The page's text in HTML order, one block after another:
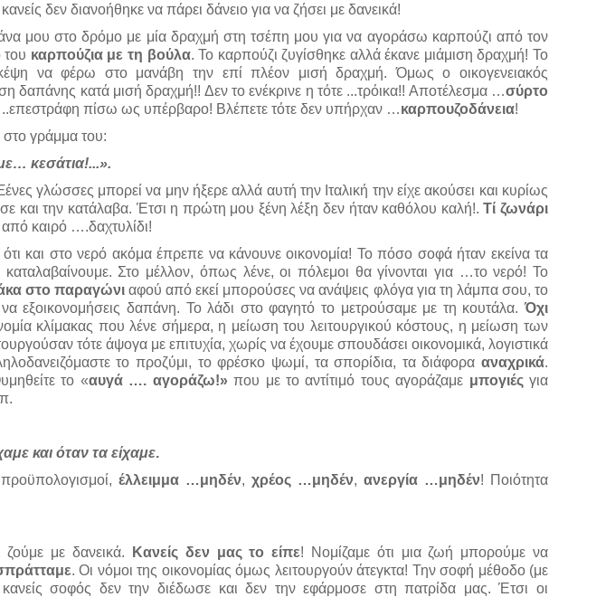
δεν διανοήθηκε να πάρει δάνειο για να ζήσει με δανεικά!
μου στο δρόμο με μία δραχμή στη τσέπη μου για να αγοράσω καρπούζι από τον
καρπούζια με τη βούλα. Το καρπούζι ζυγίσθηκε αλλά έκανε μιάμιση δραχμή! Το
να φέρω στο μανάβη την επί πλέον μισή δραχμή. Όμως ο οικογενειακός
δαπάνης κατά μισή δραχμή!! Δεν το ενέκρινε η τότε ...τρόικα!! Αποτέλεσμα …σύρτο
..επεστράφη πίσω ως υπέρβαρο! Βλέπετε τότε δεν υπήρχαν …καρπουζοδάνεια!
γράμμα του:
κεσάτια!...».
γλώσσες μπορεί να μην ήξερε αλλά αυτή την Ιταλική την είχε ακούσει και κυρίως
και την κατάλαβα. Έτσι η πρώτη μου ξένη λέξη δεν ήταν καθόλου καλή!.Τί ζωνάρι
καιρό ….δαχτυλίδι!
και στο νερό ακόμα έπρεπε να κάνουνε οικονομία! To πόσο σοφά ήταν εκείνα τα
Στο μέλλον, όπως λένε, οι πόλεμοι θα γίνονται για …το νερό! Το
στο παραγώνιαφού από εκεί μπορούσες να ανάψεις φλόγα για τη λάμπα σου, το
να εξοικονομήσεις δαπάνη. Το λάδι στο φαγητό το μετρούσαμε με τη κουτάλα.Όχι
κλίμακας που λένε σήμερα, η μείωση του λειτουργικού κόστους, η μείωση των
τότε άψογα με επιτυχία, χωρίς να έχουμε σπουδάσει οικονομικά, λογιστικά
το προζύμι, το φρέσκο ψωμί, τα σπορίδια, τα διάφορααναχρικά.
το «αυγά …. αγοράζω!»που με το αντίτιμό τους αγοράζαμε μπογιές για
και όταν τα είχαμε.
έλλειμμα …μηδέν, χρέος …μηδέν, ανεργία …μηδέν! Ποιότητα
με δανεικά.
Κανείς δεν μας το είπε! Νομίζαμε ότι μια ζωή μπορούμε να
. Οι νόμοι της οικονομίας όμως λειτουργούν άτεγκτα! Την σοφή μέθοδο (με
σοφός δεν την διέδωσε και δεν την εφάρμοσε στη πατρίδα μας. Έτσι οι